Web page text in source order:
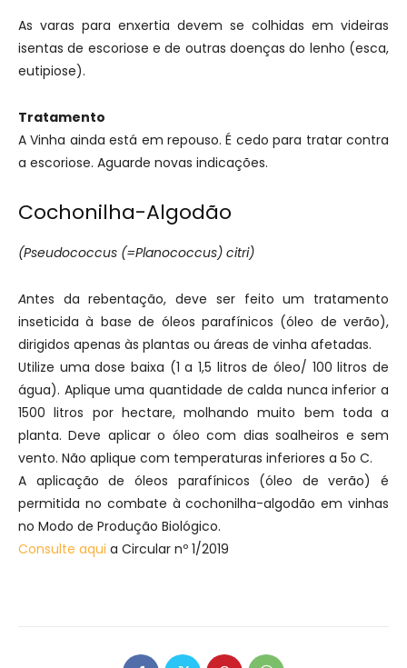
As varas para enxertia devem se colhidas em videiras
isentas de escoriose e de outras doenças do lenho (esca,
eutipiose).
Tratamento
A Vinha ainda está em repouso. É cedo para tratar contra
a escoriose. Aguarde novas indicações.
Cochonilha-Algodão
(Pseudococcus (=Planococcus) citri)
Antes da rebentação, deve ser feito um tratamento
inseticida à base de óleos parafínicos (óleo de verão),
dirigidos apenas às plantas ou áreas de vinha afetadas.
Utilize uma dose baixa (1 a 1,5 litros de óleo/ 100 litros de
água). Aplique uma quantidade de calda nunca inferior a
1500 litros por hectare, molhando muito bem toda a
planta. Deve aplicar o óleo com dias soalheiros e sem
vento. Não aplique com temperaturas inferiores a 5o C.
A aplicação de óleos parafínicos (óleo de verão) é
permitida no combate à cochonilha-algodão em vinhas
no Modo de Produção Biológico.
Consulte aqui a Circular nº 1/2019